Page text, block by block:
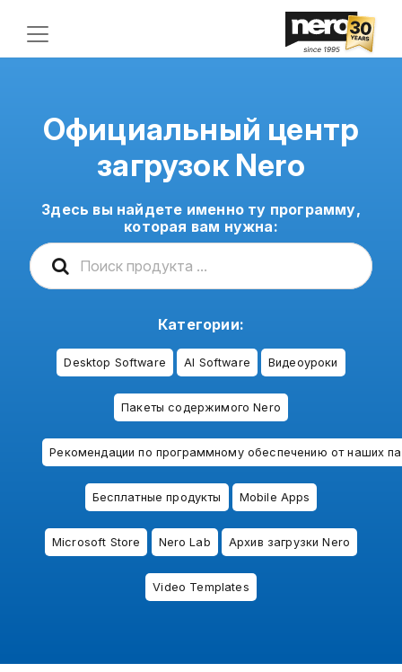
Официальный центр
загрузок Nero
Здесь вы найдете именно ту программу,
которая вам нужна:
Категории:
Desktop Software AI Software Видеоуроки
Пакеты содержимого Nero
Рекомендации по программному обеспечению от наших
Бесплатные продукты Mobile Apps
Microsoft Store Nero Lab Архив загрузки Nero
Video Templates